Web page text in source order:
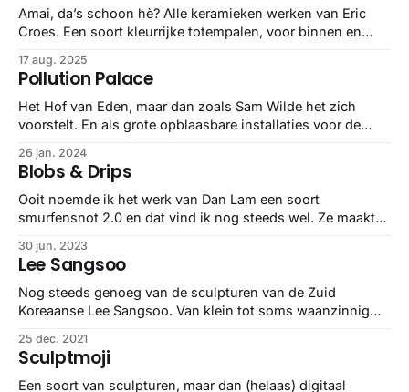
Amai, da’s schoon hè? Alle keramieken werken van Eric
Croes. Een soort kleurrijke totempalen, voor binnen en
Eva Jinek zegt bij elke instart: even kijken 👀
17 aug. 2025
Pollution Palace
Het Hof van Eden, maar dan zoals Sam Wilde het zich
voorstelt. En als grote opblaasbare installaties voor de
26 jan. 2024
Blobs & Drips
Ooit noemde ik het werk van Dan Lam een soort
smurfensnot 2.0 en dat vind ik nog steeds wel. Ze maakte
stukje harder, en ook dat is nog steeds awesome.
30 jun. 2023
Lee Sangsoo
Nog steeds genoeg van de sculpturen van de Zuid
Koreaanse Lee Sangsoo. Van klein tot soms waanzinnig
25 dec. 2021
Sculptmoji
Een soort van sculpturen, maar dan (helaas) digitaal